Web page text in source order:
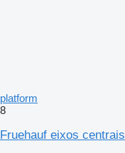
platform
8
Fruehauf eixos centrais